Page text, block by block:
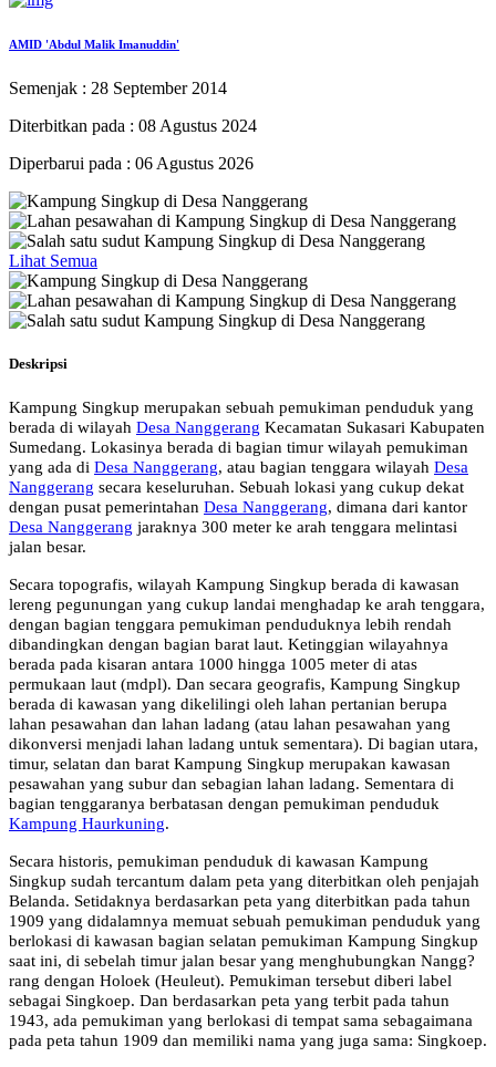
AMID 'Abdul Malik Imanuddin'
Semenjak : 28 September 2014
Diterbitkan pada : 08 Agustus 2024
Diperbarui pada : 06 Agustus 2026
Lihat Semua
Deskripsi
Kampung Singkup merupakan sebuah pemukiman penduduk yang
berada di wilayah Desa Nanggerang Kecamatan Sukasari Kabupaten
Sumedang. Lokasinya berada di bagian timur wilayah pemukiman
yang ada di Desa Nanggerang, atau bagian tenggara wilayah Desa
Nanggerang secara keseluruhan. Sebuah lokasi yang cukup dekat
dengan pusat pemerintahan Desa Nanggerang, dimana dari kantor
Desa Nanggerang jaraknya 300 meter ke arah tenggara melintasi
jalan besar.
Secara topografis, wilayah Kampung Singkup berada di kawasan
lereng pegunungan yang cukup landai menghadap ke arah tenggara,
dengan bagian tenggara pemukiman penduduknya lebih rendah
dibandingkan dengan bagian barat laut. Ketinggian wilayahnya
berada pada kisaran antara 1000 hingga 1005 meter di atas
permukaan laut (mdpl). Dan secara geografis, Kampung Singkup
berada di kawasan yang dikelilingi oleh lahan pertanian berupa
lahan pesawahan dan lahan ladang (atau lahan pesawahan yang
dikonversi menjadi lahan ladang untuk sementara). Di bagian utara,
timur, selatan dan barat Kampung Singkup merupakan kawasan
pesawahan yang subur dan sebagian lahan ladang. Sementara di
bagian tenggaranya berbatasan dengan pemukiman penduduk
Kampung Haurkuning.
Secara historis, pemukiman penduduk di kawasan Kampung
Singkup sudah tercantum dalam peta yang diterbitkan oleh penjajah
Belanda. Setidaknya berdasarkan peta yang diterbitkan pada tahun
1909 yang didalamnya memuat sebuah pemukiman penduduk yang
berlokasi di kawasan bagian selatan pemukiman Kampung Singkup
saat ini, di sebelah timur jalan besar yang menghubungkan Nangg?
rang dengan Holoek (Heuleut). Pemukiman tersebut diberi label
sebagai Singkoep. Dan berdasarkan peta yang terbit pada tahun
1943, ada pemukiman yang berlokasi di tempat sama sebagaimana
pada peta tahun 1909 dan memiliki nama yang juga sama: Singkoep.